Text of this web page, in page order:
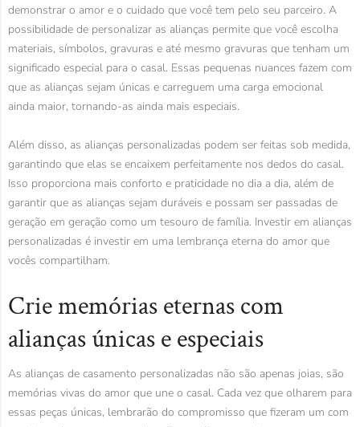
demonstrar o amor e o cuidado que você tem pelo seu parceiro. A
possibilidade de personalizar as alianças permite que você escolha
materiais, símbolos, gravuras e até mesmo gravuras que tenham um
significado especial para o casal. Essas pequenas nuances fazem com
que as alianças sejam únicas e carreguem uma carga emocional
ainda maior, tornando-as ainda mais especiais.
Além disso, as alianças personalizadas podem ser feitas sob medida,
garantindo que elas se encaixem perfeitamente nos dedos do casal.
Isso proporciona mais conforto e praticidade no dia a dia, além de
garantir que as alianças sejam duráveis e possam ser passadas de
geração em geração como um tesouro de família. Investir em alianças
personalizadas é investir em uma lembrança eterna do amor que
vocês compartilham.
Crie memórias eternas com
alianças únicas e especiais
As alianças de casamento personalizadas não são apenas joias, são
memórias vivas do amor que une o casal. Cada vez que olharem para
essas peças únicas, lembrarão do compromisso que fizeram um com